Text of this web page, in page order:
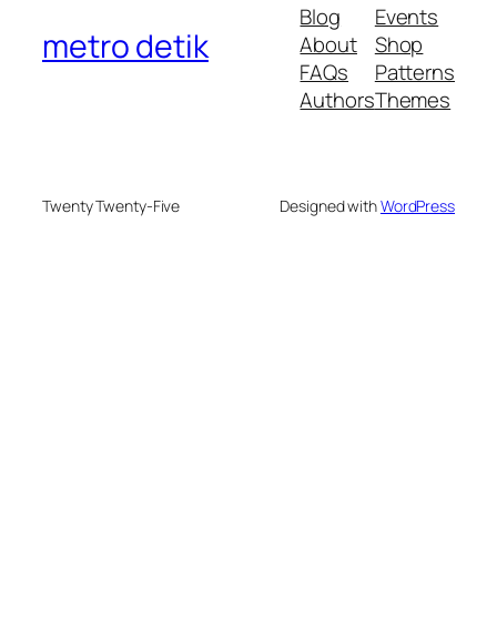
metro detik
Blog
About
FAQs
Authors
Events
Shop
Patterns
Themes
Twenty Twenty-Five Designed withWordPress